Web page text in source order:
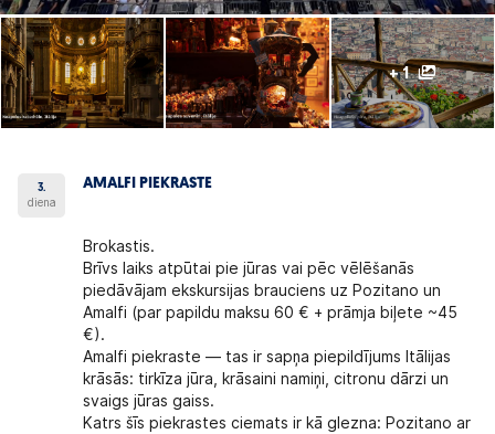
+ 1
3.
diena
AMALFI PIEKRASTE
Brokastis.
Brīvs laiks atpūtai pie jūras vai pēc vēlēšanās
piedāvājam ekskursijas brauciens uz Pozitano un
Amalfi (par papildu maksu 60 € + prāmja biļete ~45
€).
Amalfi piekraste — tas ir sapņa piepildījums Itālijas
krāsās: tirkīza jūra, krāsaini namiņi, citronu dārzi un
svaigs jūras gaiss.
Katrs šīs piekrastes ciemats ir kā glezna: Pozitano ar